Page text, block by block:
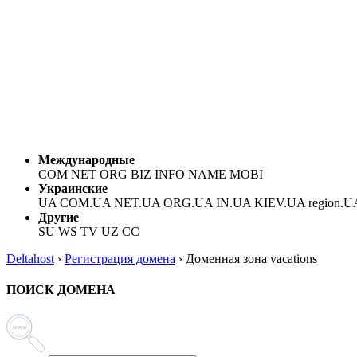
Международные
COM NET ORG BIZ INFO NAME MOBI
Украинские
UA COM.UA NET.UA ORG.UA IN.UA KIEV.UA
Другие
SU WS TV UZ CC
Deltahost › Регистрация домена › Доменная зона vacations
ПОИСК ДОМЕНА